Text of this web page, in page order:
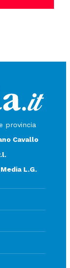
provincia
Cavallo
Media L.G.